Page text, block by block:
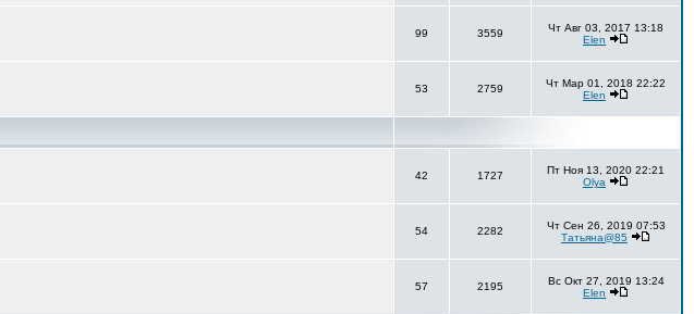
99 3559
Чт Авг 03, 2017 13:18
Elen
53 2759
Чт Мар 01, 2018 22:22
Elen
42 1727
Пт Ноя 13, 2020 22:21
Olya
54 2282
Чт Сен 26, 2019 07:53
Татьяна@85
57 2195
Вс Окт 27, 2019 13:24
Elen